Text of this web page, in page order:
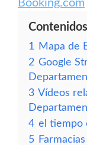
Booking.com
Contenidos
1
Mapa de
2 Google
3 Vídeos
4 el tiempo
5